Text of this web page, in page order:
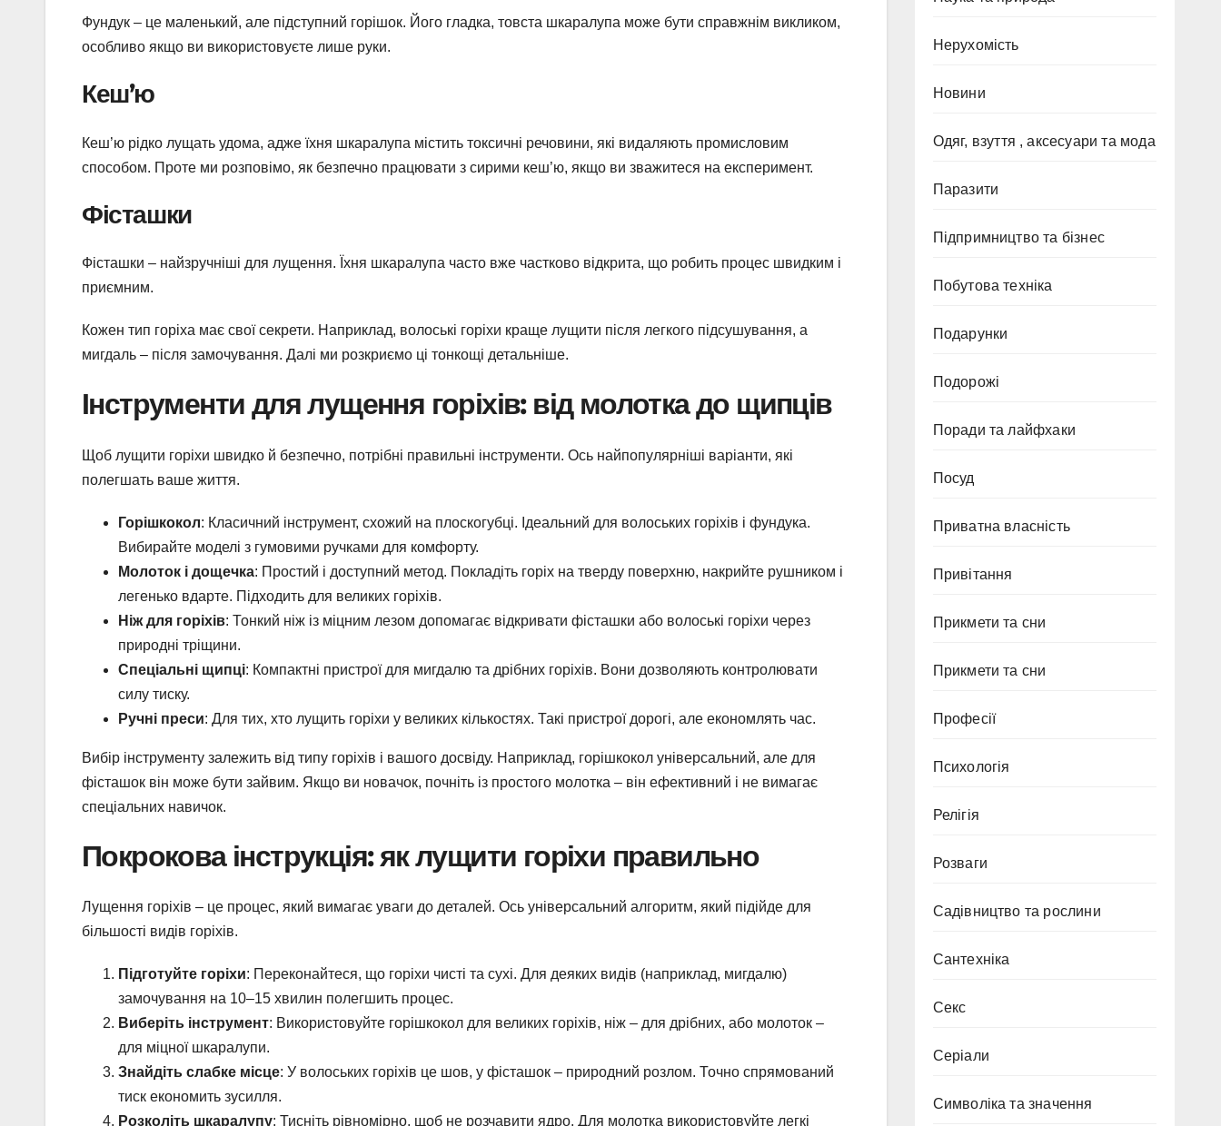
Фундук – це маленький, але підступний горішок. Його гладка, товста шкаралупа може бути справжнім викликом,
особливо якщо ви використовуєте лише руки.
Кеш’ю
Кеш’ю рідко лущать удома, адже їхня шкаралупа містить токсичні речовини, які видаляють промисловим
способом. Проте ми розповімо, як безпечно працювати з сирими кеш’ю, якщо ви зважитеся на експеримент.
Фісташки
Фісташки – найзручніші для лущення. Їхня шкаралупа часто вже частково відкрита, що робить процес швидким і
приємним.
Кожен тип горіха має свої секрети. Наприклад, волоські горіхи краще лущити після легкого підсушування, а
мигдаль – після замочування. Далі ми розкриємо ці тонкощі детальніше.
Інструменти для лущення горіхів: від молотка до щипців
Щоб лущити горіхи швидко й безпечно, потрібні правильні інструменти. Ось найпопулярніші варіанти, які
полегшать ваше життя.
Горішкокол: Класичний інструмент, схожий на плоскогубці. Ідеальний для волоських горіхів і фундука.
Вибирайте моделі з гумовими ручками для комфорту.
Молоток і дощечка: Простий і доступний метод. Покладіть горіх на тверду поверхню, накрийте рушником і
легенько вдарте. Підходить для великих горіхів.
Ніж для горіхів: Тонкий ніж із міцним лезом допомагає відкривати фісташки або волоські горіхи через
природні тріщини.
Спеціальні щипці: Компактні пристрої для мигдалю та дрібних горіхів. Вони дозволяють контролювати
силу тиску.
Ручні преси: Для тих, хто лущить горіхи у великих кількостях. Такі пристрої дорогі, але економлять час.
Вибір інструменту залежить від типу горіхів і вашого досвіду. Наприклад, горішкокол універсальний, але для
фісташок він може бути зайвим. Якщо ви новачок, почніть із простого молотка – він ефективний і не вимагає
спеціальних навичок.
Покрокова інструкція: як лущити горіхи правильно
Лущення горіхів – це процес, який вимагає уваги до деталей. Ось універсальний алгоритм, який підійде для
більшості видів горіхів.
Підготуйте горіхи: Переконайтеся, що горіхи чисті та сухі. Для деяких видів (наприклад, мигдалю)
замочування на 10–15 хвилин полегшить процес.
Виберіть інструмент: Використовуйте горішкокол для великих горіхів, ніж – для дрібних, або молоток –
для міцної шкаралупи.
Знайдіть слабке місце: У волоських горіхів це шов, у фісташок – природний розлом. Точно спрямований
тиск економить зусилля.
Розколіть шкаралупу: Тисніть рівномірно, щоб не розчавити ядро. Для молотка використовуйте легкі
Нерухомість
Новини
Одяг, взуття , аксесуари та мода
Паразити
Підпримництво та бізнес
Побутова техніка
Подарунки
Подорожі
Поради та лайфхаки
Посуд
Приватна власність
Привітання
Прикмети та сни
Прикмети та сни
Професії
Психологія
Релігія
Розваги
Садівництво та рослини
Сантехніка
Секс
Серіали
Символіка та значення